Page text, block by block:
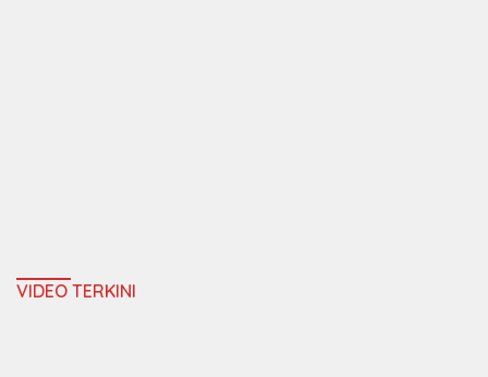
VIDEO TERKINI